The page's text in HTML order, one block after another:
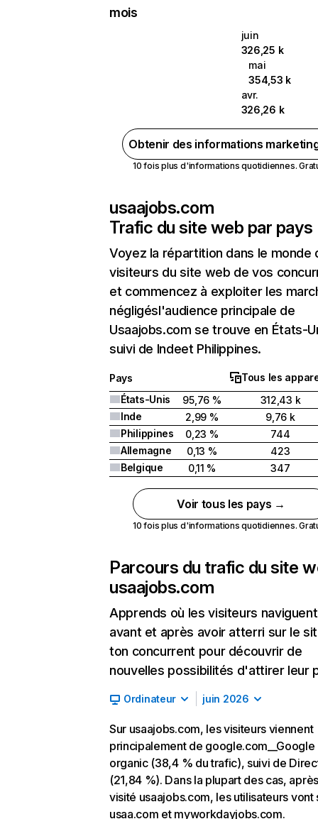
mois
juin
326,25 k
mai
354,53 k
avr.
326,26 k
Obtenir des informations
10 fois plus d'informations quotidiennes.
usaajobs.com
Trafic du site web par pays
Voyez la répartition dans le monde
visiteurs du site web de vos
et commencez à exploiter les
négligésl'audience principale de
Usaajobs.com se trouve en États-
suivi de Indeet Philippines.
Pays
Tous les
États-Unis
95,76 %
312,43 k
Inde
2,99 %
9,76 k
Philippines
0,23 %
744
Allemagne
0,13 %
423
Belgique
0,11 % 347
Voir tous les pays →
10 fois plus d'informations quotidiennes.
Parcours du trafic du site
usaajobs.com
Apprends où les visiteurs naviguent
avant et après avoir atterri sur le
ton concurrent pour découvrir de
nouvelles possibilités d'attirer leur
Ordinateur juin 2026
Sur usaajobs.com, les visiteurs viennent
principalement de google.com__Google
organic (38,4 % du trafic), suivi de
(21,84 %). Dans la plupart des cas,
visité usaajobs.com, les utilisateurs vont
usaa.com et myworkdayjobs.com.